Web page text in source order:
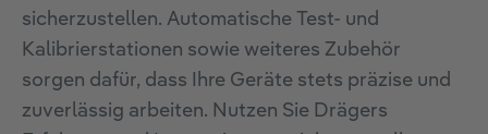
sicherzustellen. Automatische Test- und
Kalibrierstationen sowie weiteres Zubehör
sorgen dafür, dass Ihre Geräte stets präzise und
zuverlässig arbeiten. Nutzen Sie Drägers